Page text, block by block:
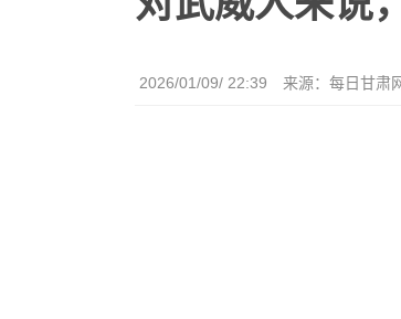
2026/01/09/ 22:39 来源：每日甘肃